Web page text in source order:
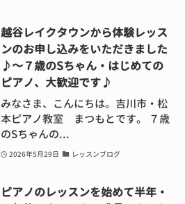
越谷レイクタウンから体験レッス
ンのお申し込みをいただきました
♪～７歳のSちゃん・はじめての
ピアノ、大歓迎です♪
みなさま、こんにちは。吉川市・松
本ピアノ教室 まつもとです。 ７歳
のSちゃんの...
2026年5月29日 レッスンブログ
ピアノのレッスンを始めて半年・